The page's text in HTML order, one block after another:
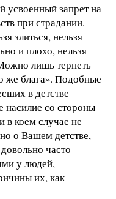
усвоенный запрет на
при страдании.
злиться, нельзя
и плохо, нельзя
лишь терпеть
же блага». Подобные
в детстве
насилие со стороны
в коем случае не
о Вашем детстве,
часто
у людей,
их, как